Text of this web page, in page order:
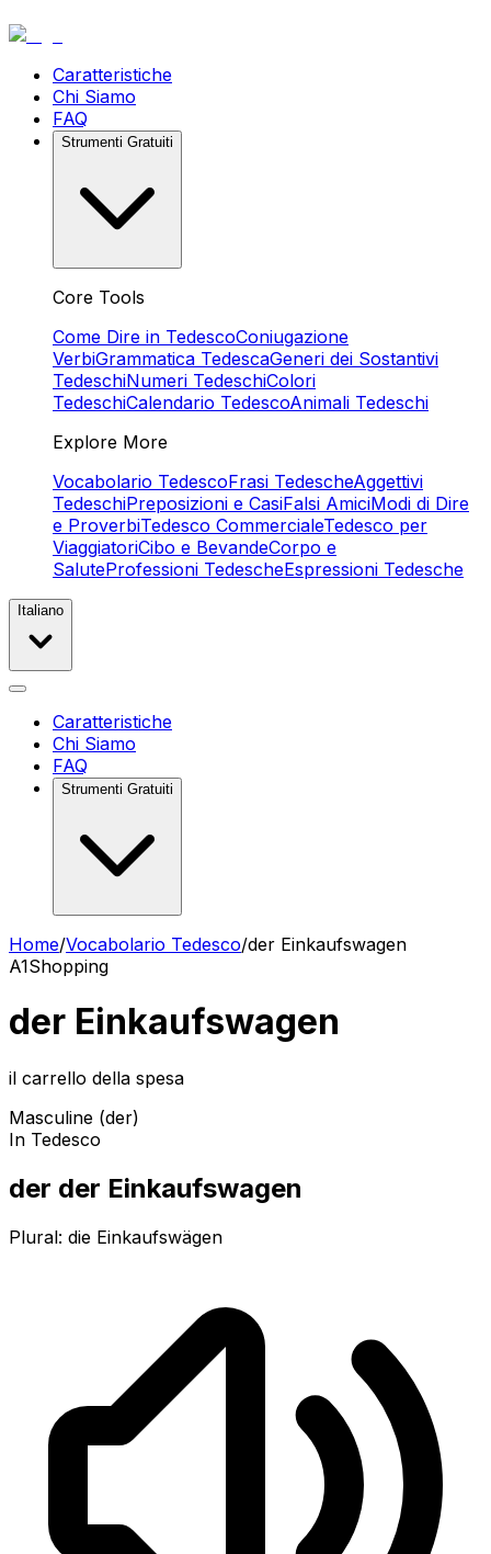
Caratteristiche
Chi Siamo
FAQ
Strumenti Gratuiti
Core Tools
Come Dire in TedescoConiugazione
VerbiGrammatica TedescaGeneri dei Sostantivi
TedeschiNumeri TedeschiColori
TedeschiCalendario TedescoAnimali Tedeschi
Explore More
Vocabolario TedescoFrasi TedescheAggettivi
TedeschiPreposizioni e CasiFalsi AmiciModi di Dire
e ProverbiTedesco CommercialeTedesco per
ViaggiatoriCibo e BevandeCorpo e
SaluteProfessioni TedescheEspressioni Tedesche
Italiano
Caratteristiche
Chi Siamo
FAQ
Strumenti Gratuiti
Home/Vocabolario Tedesco/der Einkaufswagen
A1Shopping
der Einkaufswagen
il carrello della spesa
Masculine (der)
In Tedesco
der der Einkaufswagen
Plural: die Einkaufswägen